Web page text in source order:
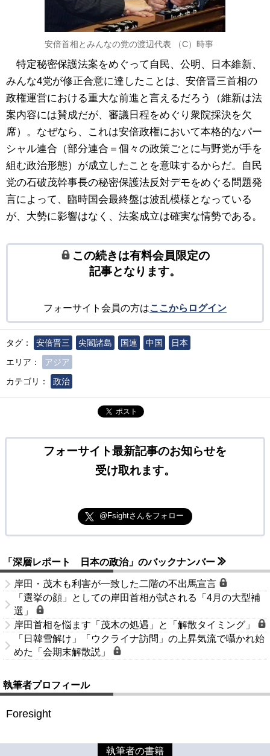
安倍首相とみんなの党の渡辺代表 （C）時事
特定秘密保護法案をめぐって自民、公明、日本維新、
みんな4党が修正合意に達したことは、安倍晋三首相の
政権運営における重大な前進と言えるだろう（維新は法
案内容には賛成だが、審議日程をめぐり衆院採決を欠
席）。なぜなら、これは安倍政権において本格的なパー
シャル連合（部分連合＝個々の政策ごとに与野党が手を
組む政治形態）が成立したことを意味するからだ。自民
党の石破茂幹事長の秘密保護法反対デモをめぐる問題発
言によって、臨時国会最終盤は波乱模様となっている
が、大勢に影響はなく、法案成立は確実な情勢である。
この続きは有料会員限定の
記事となります。
フォーサイト会員の方はここからログイン
タグ： 安倍晋三 尖閣諸島 国連 中国
日本
エリア：
アジア
カテゴリ：
政治
ポスト
フォーサイト最新記事のお知らせを
受け取れます。
@Fsightさんをフォロー
「深層レポート 日本の政治」のバックナンバー
岸田・茂木も利害が一致した二階の不出馬宣言
「選挙の顔」としての岸田首相が試される「4月の大型補
選」
岸田首相を悩ます「茂木の処遇」と「解散タイミング」
「日韓雪解け」「ウクライナ訪問」の上昇気流で囁かれ始
めた「会期末解散説」
執筆者プロフィール
Foresight
執筆者の書籍